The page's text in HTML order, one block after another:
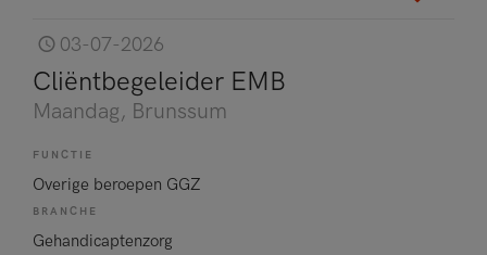
03-07-2026
Cliëntbegeleider EMB
Maandag, Brunssum
FUNCTIE
Overige beroepen GGZ
BRANCHE
Gehandicaptenzorg